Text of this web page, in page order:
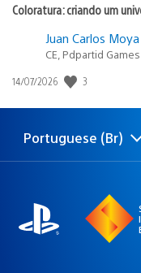
Coloratura: criando um
Juan Carlos Moya
CE, Pdpartid Games
Data
publicação:
14/07/2026 3
Selecione
Região
Portuguese (Br)